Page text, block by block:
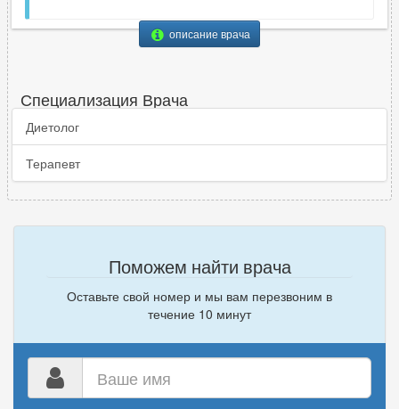
описание врача
Специализация Врача
Диетолог
Терапевт
Поможем найти врача
Оставьте свой номер и мы вам перезвоним в
течение 10 минут